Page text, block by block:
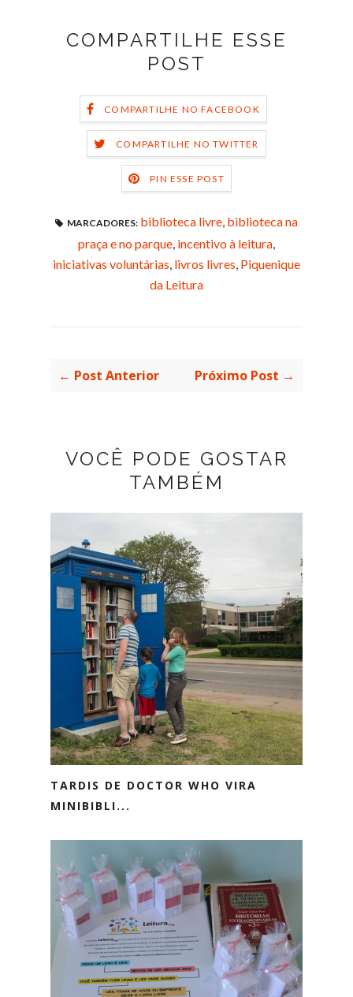
COMPARTILHE ESSE
POST
COMPARTILHE NO FACEBOOK
COMPARTILHE NO TWITTER
PIN ESSE POST
MARCADORES: biblioteca livre biblioteca na
praça e no parque incentivo à leitura
iniciativas voluntárias livros livres Piquenique
da Leitura
← Post Anterior Próximo Post →
VOCÊ PODE GOSTAR
TAMBÉM
TARDIS DE DOCTOR WHO VIRA
MINIBIBLI...